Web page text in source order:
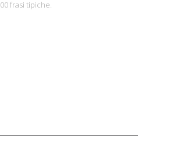
frasi tipiche.